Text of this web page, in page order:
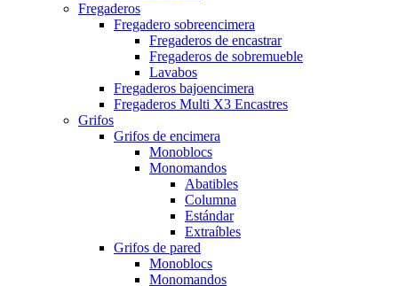
Fregaderos
Fregadero sobreencimera
Fregaderos de encastrar
Fregaderos de sobremueble
Lavabos
Fregaderos bajoencimera
Fregaderos Multi X3 Encastres
Grifos
Grifos de encimera
Monoblocs
Monomandos
Abatibles
Columna
Estándar
Extraíbles
Grifos de pared
Monoblocs
Monomandos